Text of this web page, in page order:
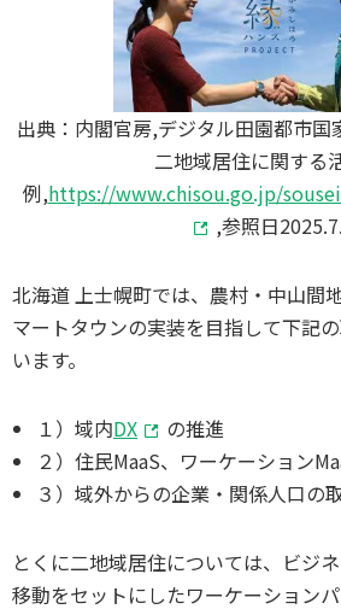
出典：内閣官房,デジタル田園都市国
二地域居住に関する
例,https://www.chisou.go.jp/
,参照日
北海道 上士幌町では、農村・中山間
マートタウンの実装を目指して下記
います。
１）域内DX
の推進
２）住民MaaS、ワーケーション
３）域外からの企業・関係人口の
とくに二地域居住については、ビジ
移動をセットにしたワーケーション